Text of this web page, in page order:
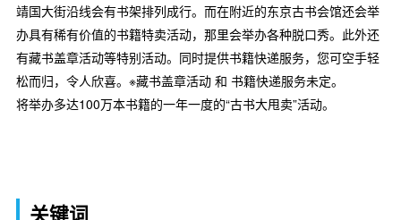
靖国大街沿线会有书架排列成行。而在附近的东京古书会馆还会举
办具有稀有价值的书籍特卖活动，那里会举办各种脱口秀。此外还
有藏书盖章活动等特别活动。同时提供书籍快递服务，您可空手轻
松而归，令人欣喜。※藏书盖章活动 和 书籍快递服务未定。
将举办多达100万本书籍的一年一度的“古书大甩卖”活动。